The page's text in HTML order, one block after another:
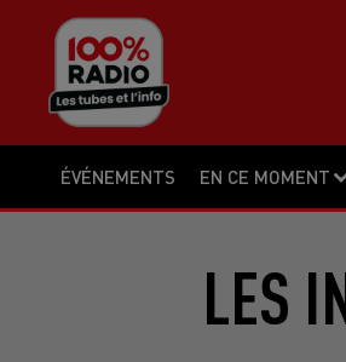
ÉVÉNEMENTS EN CE MOMENT
LES